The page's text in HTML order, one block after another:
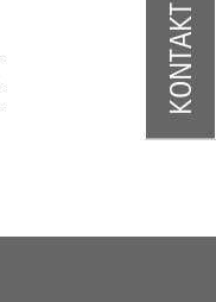
KONTAKT